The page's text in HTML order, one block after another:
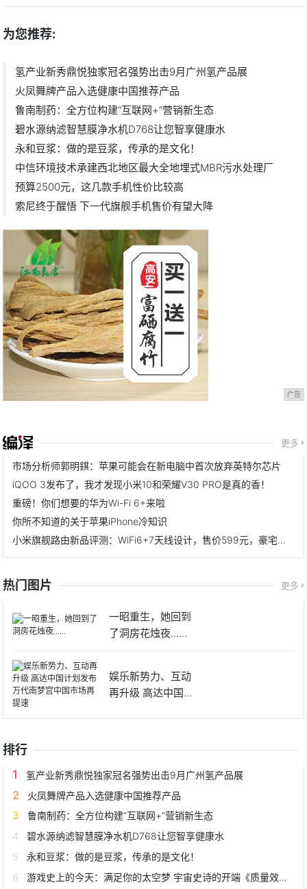
为您推荐:
氢产业新秀鼎悦独家冠名强势出击9月广州氢产品展
火凤舞牌产品入选健康中国推荐产品
鲁南制药：全方位构建“互联网+”营销新生态
碧水源纳滤智慧膜净水机D768让您智享健康水
永和豆浆：做的是豆浆，传承的是文化！
中信环境技术承建西北地区最大全地埋式MBR污水处理厂
预算2500元，这几款手机性价比较高
索尼终于醒悟 下一代旗舰手机售价有望大降
广告
更多
市场分析师郭明錤：苹果可能会在新电脑中首次放弃英特尔芯片
iQOO 3发布了，我才发现小米10和荣耀V30 PRO是真的香！
重磅！你们想要的华为Wi-Fi 6+来啦
你所不知道的关于苹果iPhone冷知识
小米旗舰路由新品评测：WiFi6+7天线设计，售价599元，豪宅无惧
热门图片 更多
一昭重生，她回到
了洞房花烛夜......
娱乐新势力、互动
再升级 高达中国计
排行
氢产业新秀鼎悦独家冠名强势出击9月广州氢产品展
火凤舞牌产品入选健康中国推荐产品
鲁南制药：全方位构建“互联网+”营销新生态
碧水源纳滤智慧膜净水机D768让您智享健康水
永和豆浆：做的是豆浆，传承的是文化！
游戏史上的今天：满足你的太空梦 宇宙史诗的开端《质量效应》